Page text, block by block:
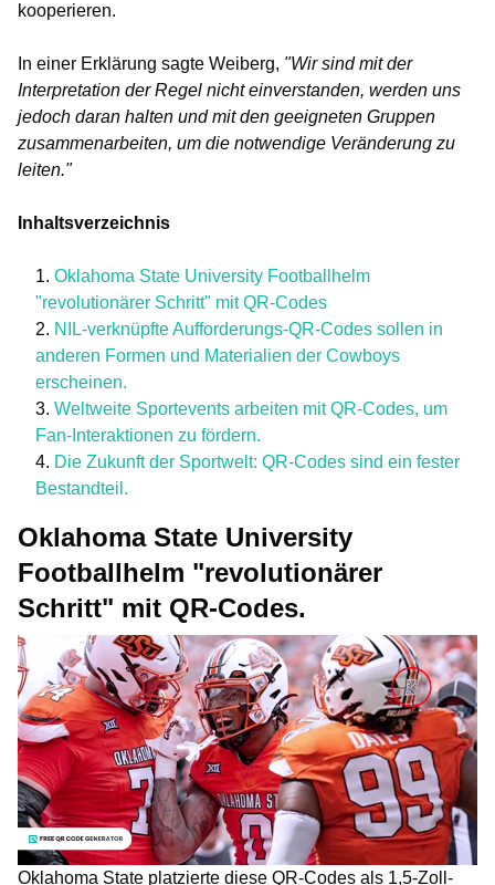
kooperieren.
In einer Erklärung sagte Weiberg, "Wir sind mit der
Interpretation der Regel nicht einverstanden, werden uns
jedoch daran halten und mit den geeigneten Gruppen
zusammenarbeiten, um die notwendige Veränderung zu
leiten."
Inhaltsverzeichnis
Oklahoma State University Footballhelm
"revolutionärer Schritt" mit QR-Codes
NIL-verknüpfte Aufforderungs-QR-Codes sollen in
anderen Formen und Materialien der Cowboys
erscheinen.
Weltweite Sportevents arbeiten mit QR-Codes, um
Fan-Interaktionen zu fördern.
Die Zukunft der Sportwelt: QR-Codes sind ein fester
Bestandteil.
Oklahoma State University
Footballhelm "revolutionärer
Schritt" mit QR-Codes.
Oklahoma State platzierte diese QR-Codes als 1,5-Zoll-